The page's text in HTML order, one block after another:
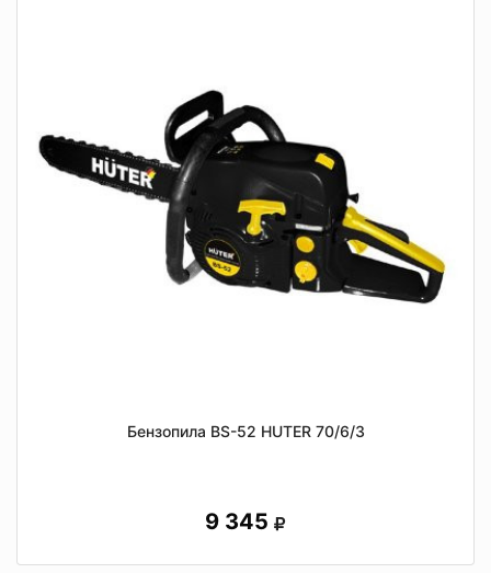
Бензопила BS-52 HUTER 70/6/3
9 345